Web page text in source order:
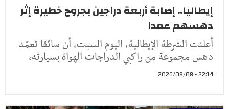
إيطاليا.. إصابة أربعة دراجين بجروح خطيرة إثر
دهسهم عمدا
أعلنت الشرطة الإيطالية، اليوم السبت، أن سائقا تعمّد
دهس مجموعة من راكبي الدراجات الهواة بسيارته،
22:14 - 2026/08/08